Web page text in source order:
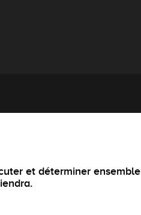
et déterminer ensemble